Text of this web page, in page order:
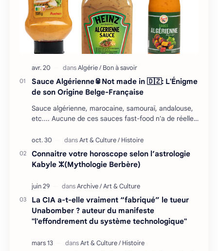
Sauce Algérienne🥫Not made in 🇩🇿: L'Énigme
de son Origine Belge-Française
Sauce algérienne, marocaine, samouraï, andalouse,
etc.... Aucune de ces sauces fast-food n'a de réelles
Connaitre votre horoscope selon l’astrologie
Kabyle ⵣ(Mythologie Berbère)
La CIA a-t-elle vraiment “fabriqué” le tueur
Unabomber ? auteur du manifeste
"l'effondrement du système technologique"